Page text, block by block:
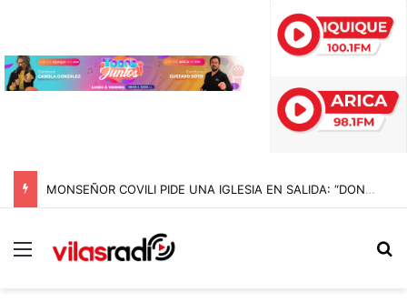
MONSEÑOR COVILI PIDE UNA IGLESIA EN SALIDA: “DONDE HAY UNA PERSONA CON NECESIDAD, ALLÍ ESTÁ LA IGLESIA”
Menú